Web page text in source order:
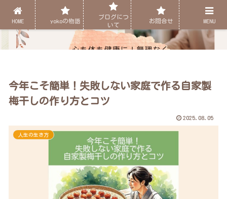
今年こそ簡単！失敗しない家庭で作る自家製
梅干しの作り方とコツ
2025.08.05
人生の生き方
HOME yokoの物語
ブログにつ
いて
お問合せ MENU